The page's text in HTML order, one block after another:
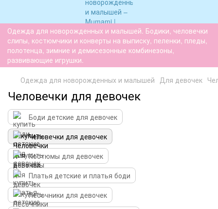
Одежда для новорожденных и малышей. Бодики, человечки
слипы, костюмчики и конверты на выписку, пеленки, пледы,
полотенца, зимние и демисезонные комбинезоны,
развивающие игрушки.
Одежда для новорожденных и малышей Для девочек
Человечки для девочек
Боди детские для девочек
Человечки для девочек
Костюмы для девочек
Платья детские и платья боди
Песочники для девочек